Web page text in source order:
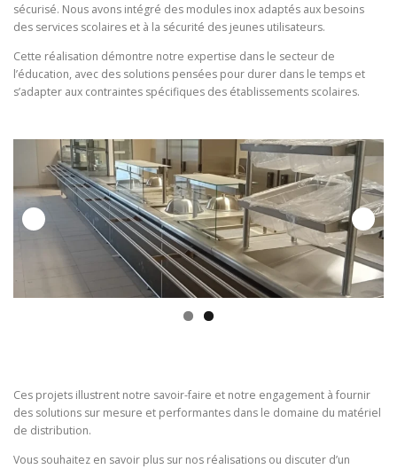
sécurisé. Nous avons intégré des modules inox adaptés aux besoins
des services scolaires et à la sécurité des jeunes utilisateurs.
Cette réalisation démontre notre expertise dans le secteur de
l’éducation, avec des solutions pensées pour durer dans le temps et
s’adapter aux contraintes spécifiques des établissements scolaires.
Ces projets illustrent notre savoir-faire et notre engagement à fournir
des solutions sur mesure et performantes dans le domaine du matériel
de distribution.
Vous souhaitez en savoir plus sur nos réalisations ou discuter d’un